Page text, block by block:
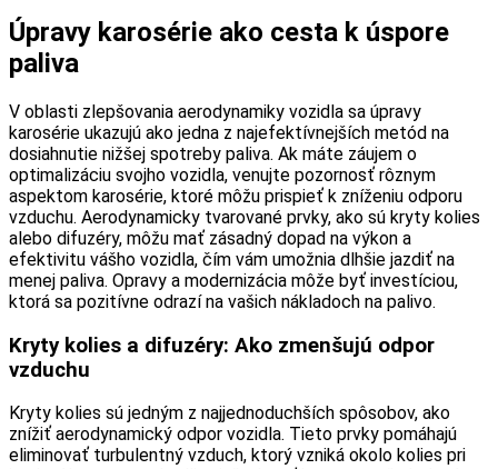
Úpravy karosérie ako cesta k úspore
paliva
V oblasti zlepšovania aerodynamiky vozidla sa úpravy
karosérie ukazujú ako jedna z najefektívnejších metód na
dosiahnutie nižšej spotreby paliva. Ak máte záujem o
optimalizáciu svojho vozidla, venujte pozornosť rôznym
aspektom karosérie, ktoré môžu prispieť k zníženiu odporu
vzduchu. Aerodynamicky tvarované prvky, ako sú kryty kolies
alebo difuzéry, môžu mať zásadný dopad na výkon a
efektivitu vášho vozidla, čím vám umožnia dlhšie jazdiť na
menej paliva. Opravy a modernizácia môže byť investíciou,
ktorá sa pozitívne odrazí na vašich nákladoch na palivo.
Kryty kolies a difuzéry: Ako zmenšujú odpor
vzduchu
Kryty kolies sú jedným z najjednoduchších spôsobov, ako
znížiť aerodynamický odpor vozidla. Tieto prvky pomáhajú
eliminovať turbulentný vzduch, ktorý vzniká okolo kolies pri